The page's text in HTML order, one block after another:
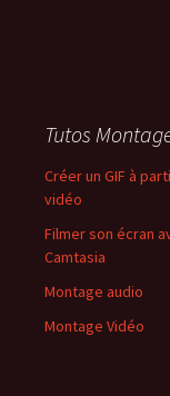
Tutos
Créer un GIF à
vidéo
Filmer son écran
Camtasia
Montage audio
Montage Vidéo